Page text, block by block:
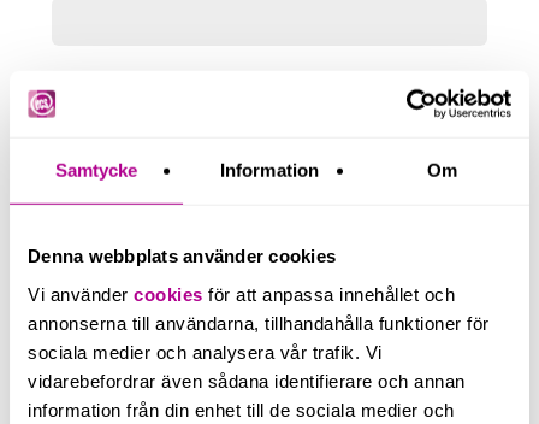
Samtycke Information Om
Denna webbplats använder cookies
Vi använder cookies för att anpassa innehållet och
annonserna till användarna, tillhandahålla funktioner för
sociala medier och analysera vår trafik. Vi
vidarebefordrar även sådana identifierare och annan
information från din enhet till de sociala medier och
Telefonnummer
Beskriv kortfattat ditt ärende
0 / 300